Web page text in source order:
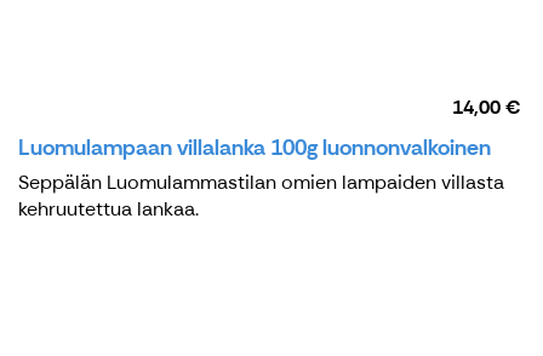
14,00 €
Luomulampaan villalanka 100g luonnonvalkoinen
Seppälän Luomulammastilan omien lampaiden villasta
kehruutettua lankaa.